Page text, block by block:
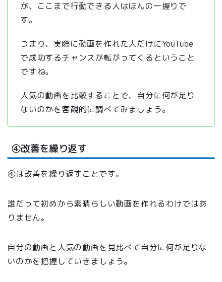
が、ここまで行動できる人はほんの一握りで
す。
つまり、実際に動画を作れた人だけにYouTube
で成功するチャンスが転がってくるということ
ですね。
人気の動画を比較することで、自分に何が足り
ないのかを客観的に調べてみましょう。
④改善を繰り返す
④は改善を繰り返すことです。
誰だって初めから素晴らしい動画を作れるわけではあ
りません。
自分の動画と人気の動画を見比べて自分に何が足りな
いのかを把握していきましょう。